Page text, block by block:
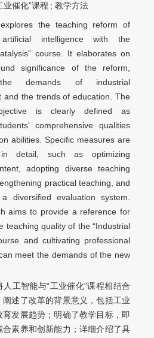
业催化”课程 ; 教学方法
the teaching reform of
artificial intelligence with the
course. It elaborates on
significance of the reform,
demands of industrial
and the trends of education. The
is clearly defined as
comprehensive qualities
abilities. Specific measures are
in detail, such as optimizing
adopting diverse teaching
practical teaching, and
a diversified evaluation system.
aims to provide a reference for
teaching quality of the “Industrial
and cultivating professional
meet the demands of the new
人工智能与“工业催化”课程相结合
阐述了改革的背景意义，包括工业
育发展趋势；明确了教学目标，即
合素养和创新能力；详细介绍了具